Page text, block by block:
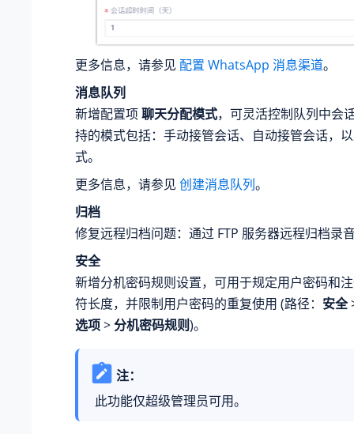
更多信息，请参见 配置 WhatsApp 消息渠道。
消息队列
新增配置项聊天分配模式，可灵活控制队列中会
持的模式包括：手动接管会话、自动接管会话，
式。
更多信息，请参见 创建消息队列。
归档
修复远程归档问题：通过 FTP 服务器远程归档录
安全
新增分机密码规则设置，可用于规定用户密码和
符长度，并限制用户密码的重复使用 (路径： 安全
选项>分机密码规则)。
注：
此功能仅超级管理员可用。